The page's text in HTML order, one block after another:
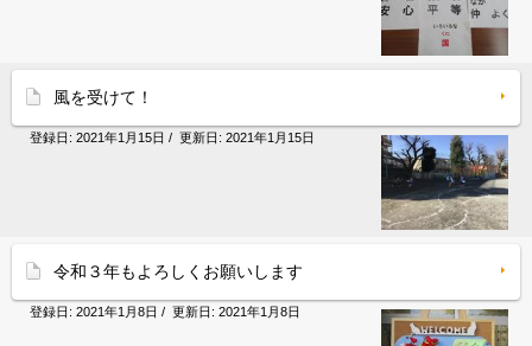
風を受けて！
登録日: 2021年1月15日 / 更新日: 2021年1月15日
令和３年もよろしくお願いします
登録日: 2021年1月8日 / 更新日: 2021年1月8日